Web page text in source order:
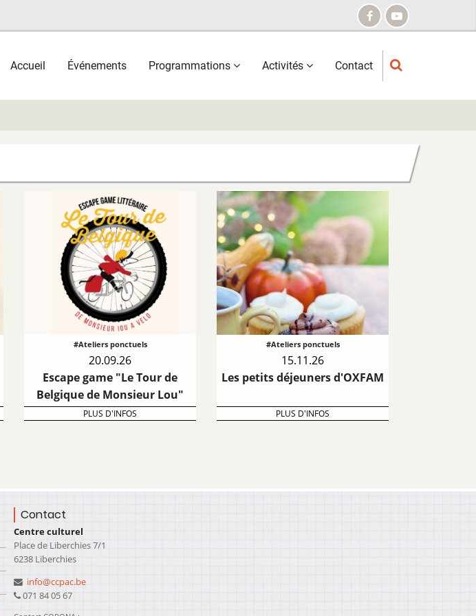
Main
navigation
Accueil Événements Programmations Activités Contact
#Ateliers ponctuels
20.09.26
Escape game "Le Tour de
Belgique de Monsieur Lou"
PLUS D'INFOS
#Ateliers ponctuels
15.11.26
Les petits déjeuners d'OXFAM
PLUS D'INFOS
Contact
Centre culturel
Place de Liberchies 7/1
6238 Liberchies
info@ccpac.be
071 84 05 67